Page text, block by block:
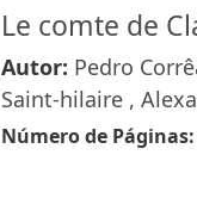
Le comte de
Autor: Pedro
Saint-hilaire ,
Número de